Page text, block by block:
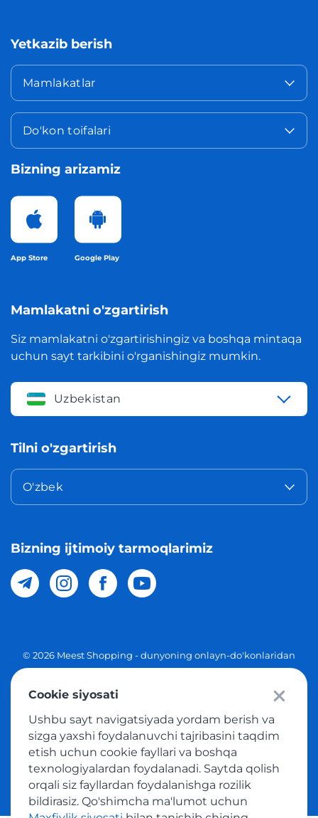
Yetkazib berish
Mamlakatlar
Do'kon toifalari
Bizning arizamiz
App Store Google Play
Mamlakatni o'zgartirish
Siz mamlakatni o'zgartirishingiz va boshqa mintaqa
uchun sayt tarkibini o'rganishingiz mumkin.
Uzbekistan
Tilni o'zgartirish
O'zbek
Bizning ijtimoiy tarmoqlarimiz
© 2026 Meest Shopping - dunyoning onlayn-do'konlaridan
Ommaviy taklif
Tovar sotib olish xizmatidan foydalanish shartlari
Cookie siyosati
Ushbu sayt navigatsiyada yordam berish va
sizga yaxshi foydalanuvchi tajribasini taqdim
etish uchun cookie fayllari va boshqa
texnologiyalardan foydalanadi. Saytda qolish
orqali siz fayllardan foydalanishga rozilik
bildirasiz. Qo'shimcha ma'lumot uchun